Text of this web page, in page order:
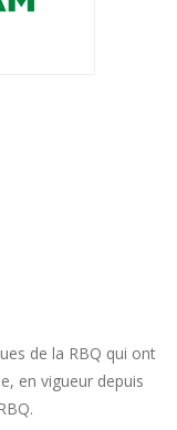
de la RBQ qui ont
en vigueur depuis